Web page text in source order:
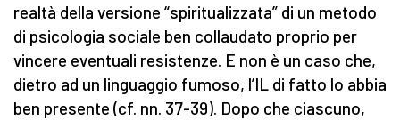
realtà della versione “spiritualizzata” di un metodo
di psicologia sociale ben collaudato proprio per
vincere eventuali resistenze. E non è un caso che,
dietro ad un linguaggio fumoso, l’IL di fatto lo abbia
ben presente (cf. nn. 37-39). Dopo che ciascuno,